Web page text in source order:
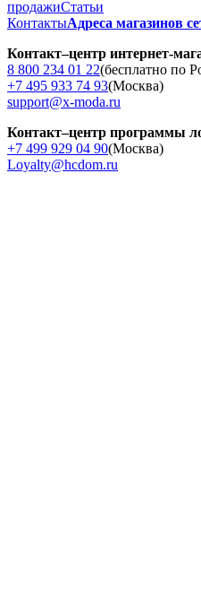
продажиСтатьи
КонтактыАдреса магазинов
Контакт–центр интернет-
8 800 234 01 22(бесплатно по
+7 495 933 74 93(Москва)
support@x-moda.ru
Контакт–центр программы
+7 499 929 04 90(Москва)
Loyalty@hcdom.ru